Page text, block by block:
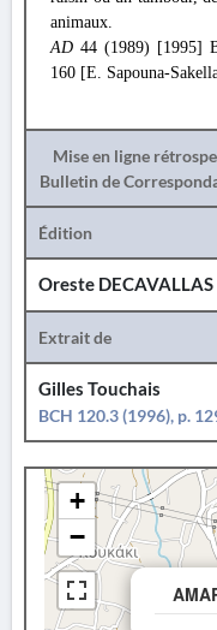
animaux.
AD 44 (1989) [1995]
160 [E. Sapouna-
Mise en ligne
Bulletin de
Édition
Oreste DECAVALLAS
Extrait de
Gilles Touchais
BCH 120.3 (1996), p.
+
−